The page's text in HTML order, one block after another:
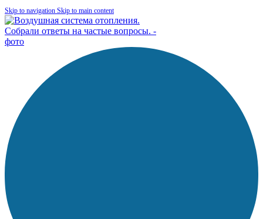
Skip to navigation Skip to main content